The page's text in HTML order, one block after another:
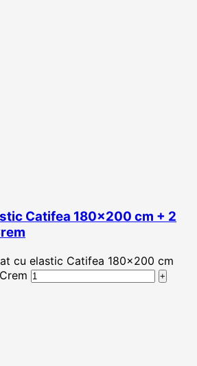
Catifea 180×200 cm + 2
cu elastic Catifea 180×200 cm